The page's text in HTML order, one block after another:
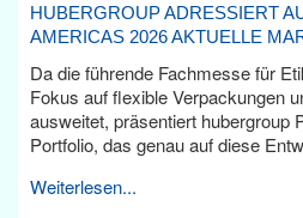
HUBERGROUP ADRESSIERT
AMERICAS 2026 AKTUELLE
Da die führende Fachmesse für
Fokus auf flexible Verpackungen
ausweitet, präsentiert hubergroup
Portfolio, das genau auf diese
Weiterlesen...